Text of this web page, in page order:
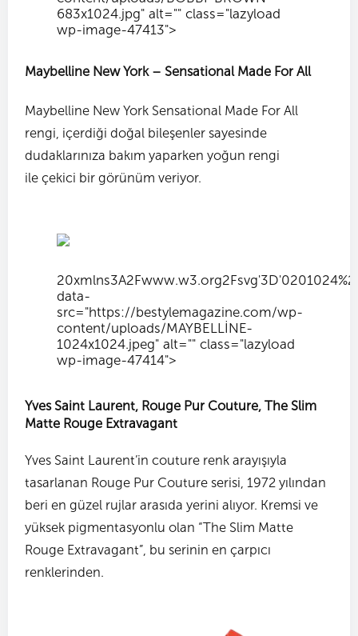
683x1024.jpg" alt="" class="lazyload
wp-image-47413">
Maybelline New York – Sensational Made For All
Maybelline New York Sensational Made For All
rengi, içerdiği doğal bileşenler sayesinde
dudaklarınıza bakım yaparken yoğun rengi
ile çekici bir görünüm veriyor.
20xmlns3A2Fwww.w3.org2Fsvg'3D'0
data-
src="https://bestylemagazine.com/wp-
content/uploads/MAYBELLİNE-
1024x1024.jpeg" alt="" class="lazyload
wp-image-47414">
Yves Saint Laurent, Rouge Pur Couture, The Slim
Matte Rouge Extravagant
Yves Saint Laurent’in couture renk arayışıyla
tasarlanan Rouge Pur Couture serisi, 1972 yılından
beri en güzel rujlar arasıda yerini alıyor. Kremsi ve
yüksek pigmentasyonlu olan “The Slim Matte
Rouge Extravagant”, bu serinin en çarpıcı
renklerinden.